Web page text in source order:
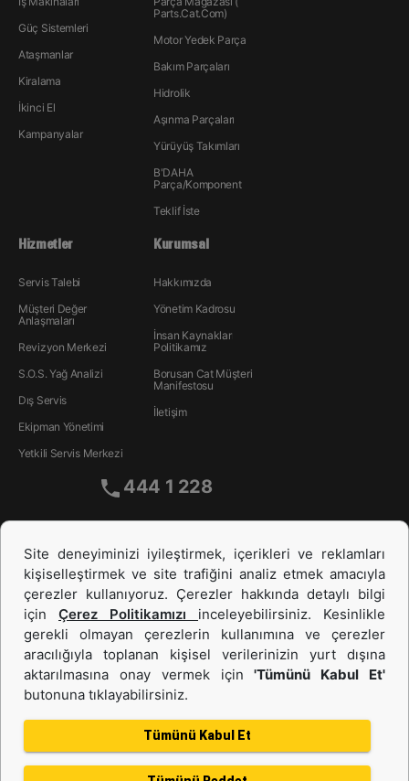
Güç Sistemleri
Ataşmanlar
Kiralama
İkinci El
Kampanyalar
Parts.Cat.Com)
Motor Yedek Parça
Bakım Parçaları
Hidrolik
Aşınma Parçaları
Yürüyüş Takımları
B'DAHA
Parça/Komponent
Teklif İste
Hizmetler
Servis Talebi
Müşteri Değer
Anlaşmaları
Revizyon Merkezi
S.O.S. Yağ Analizi
Dış Servis
Ekipman Yönetimi
Yetkili Servis Merkezi
Kurumsal
Hakkımızda
Yönetim Kadrosu
İnsan Kaynakları
Politikamız
Borusan Cat Müşteri
Manifestosu
İletişim
444 1 228
İş Makinası ve Güç Sistemleri
İkinci el ve Kiralama
Site deneyiminizi iyileştirmek, içerikleri ve reklamları
kişiselleştirmek ve site trafiğini analiz etmek amacıyla
çerezler kullanıyoruz. Çerezler hakkında detaylı bilgi
için Çerez Politikamızı inceleyebilirsiniz. Kesinlikle
gerekli olmayan çerezlerin kullanımına ve çerezler
aracılığıyla toplanan kişisel verilerinizin yurt dışına
aktarılmasına onay vermek için'Tümünü Kabul Et'
butonuna tıklayabilirsiniz.
Tümünü Kabul Et